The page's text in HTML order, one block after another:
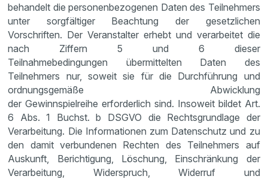
behandelt die personenbezogenen Daten des Teilnehmers
unter sorgfältiger Beachtung der gesetzlichen
Vorschriften. Der Veranstalter erhebt und verarbeitet die
nach Ziffern 5 und 6 dieser
Teilnahmebedingungen übermittelten Daten des
Teilnehmers nur, soweit sie für die Durchführung und
ordnungsgemäße Abwicklung
der Gewinnspielreihe erforderlich sind. Insoweit bildet Art.
6 Abs. 1 Buchst. b DSGVO die Rechtsgrundlage der
Verarbeitung. Die Informationen zum Datenschutz und zu
den damit verbundenen Rechten des Teilnehmers auf
Auskunft, Berichtigung, Löschung, Einschränkung der
Verarbeitung, Widerspruch, Widerruf und